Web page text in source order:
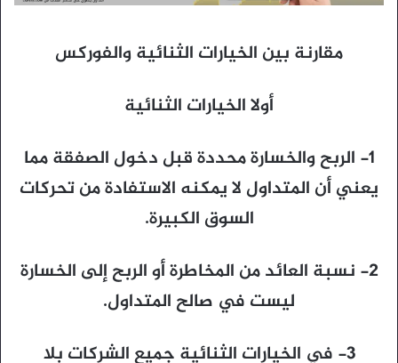
مقارنة بين الخيارات الثنائية والفوركس
أولا الخيارات الثنائية
1- الربح والخسارة محددة قبل دخول الصفقة مما
يعني أن المتداول لا يمكنه الاستفادة من تحركات
السوق الكبيرة.
2- نسبة العائد من المخاطرة أو الربح إلى الخسارة
ليست في صالح المتداول.
3- في الخيارات الثنائية جميع الشركات بلا